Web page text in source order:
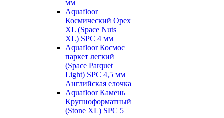
мм
Aquafloor
Космический Орех
XL (Space Nuts
XL) SPC 4 мм
Aquafloor Космос
паркет легкий
(Space Parquet
Light) SPC 4,5 мм
Английская елочка
Aquafloor Камень
Крупноформатный
(Stone XL) SPC 5